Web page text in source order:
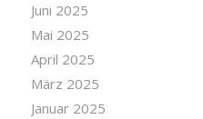
Juni 2025
Mai 2025
April 2025
März 2025
Januar 2025